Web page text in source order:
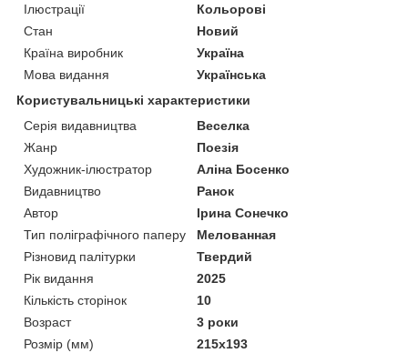
Ілюстрації
Кольорові
Стан
Новий
Країна виробник
Україна
Мова видання
Українська
Користувальницькі характеристики
Серія видавництва
Веселка
Жанр
Поезія
Художник-ілюстратор
Аліна Босенко
Видавництво
Ранок
Автор
Ірина Сонечко
Тип поліграфічного паперу
Мелованная
Різновид палітурки
Твердий
Рік видання
2025
Кількість сторінок
10
Возраст
3 роки
Розмір (мм)
215х193